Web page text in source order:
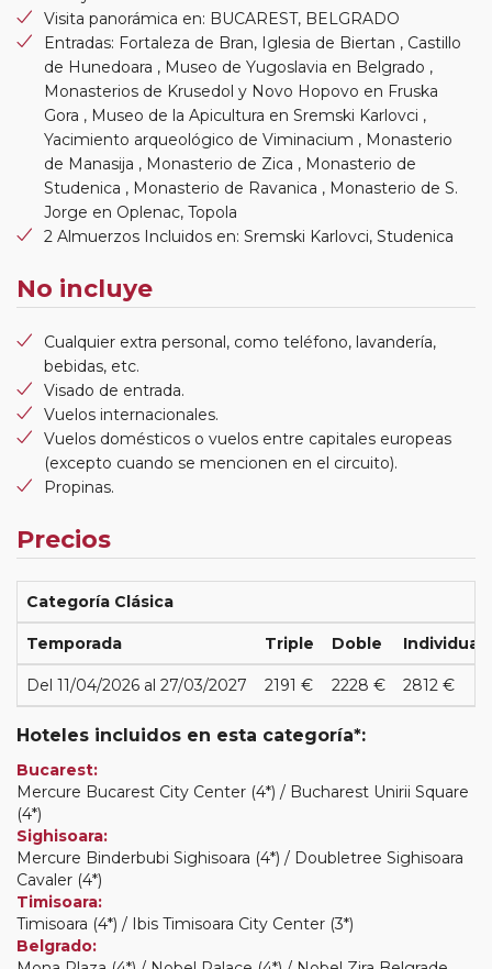
Visita panorámica en: BUCAREST, BELGRADO
Entradas: Fortaleza de Bran, Iglesia de Biertan , Castillo
de Hunedoara , Museo de Yugoslavia en Belgrado ,
Monasterios de Krusedol y Novo Hopovo en Fruska
Gora , Museo de la Apicultura en Sremski Karlovci ,
Yacimiento arqueológico de Viminacium , Monasterio
de Manasija , Monasterio de Zica , Monasterio de
Studenica , Monasterio de Ravanica , Monasterio de S.
Jorge en Oplenac, Topola
2 Almuerzos Incluidos en: Sremski Karlovci, Studenica
No incluye
Cualquier extra personal, como teléfono, lavandería,
bebidas, etc.
Visado de entrada.
Vuelos internacionales.
Vuelos domésticos o vuelos entre capitales europeas
(excepto cuando se mencionen en el circuito).
Propinas.
Precios
Categoría Clásica
Temporada Triple Doble Individual
Del 11/04/2026 al 27/03/2027 2191 € 2228 € 2812 €
Hoteles incluidos en esta categoría*:
Bucarest:
Mercure Bucarest City Center (4*) / Bucharest Unirii Square
(4*)
Sighisoara:
Mercure Binderbubi Sighisoara (4*) / Doubletree Sighisoara
Cavaler (4*)
Timisoara:
Timisoara (4*) / Ibis Timisoara City Center (3*)
Belgrado: